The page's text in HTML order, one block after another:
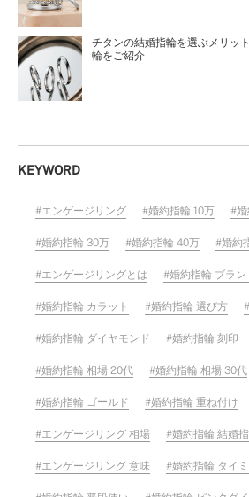
チタンの結婚指輪を選ぶメリッ
輪をご紹介
KEYWORD
エンゲージリング 婚約指輪 10万
婚約指輪 30万 婚約指輪 40万 婚約
エンゲージリングとは 婚約指輪 ブラン
婚約指輪 カラット 婚約指輪 選び方
婚約指輪 ダイヤモンド 婚約指輪 刻印
婚約指輪 相場 20代 婚約指輪 相場 30代
婚約指輪 ゴールド 婚約指輪 重ね付け
エンゲージリング 相場 婚約指輪 結婚
エンゲージリング 意味 婚約指輪 タイ